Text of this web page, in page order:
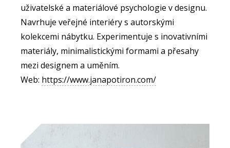
uživatelské a materiálové psychologie v designu.
Navrhuje veřejné interiéry s autorskými
kolekcemi nábytku. Experimentuje s inovativními
materiály, minimalistickými formami a přesahy
mezi designem a uměním.
Web: https://www.janapotiron.com/